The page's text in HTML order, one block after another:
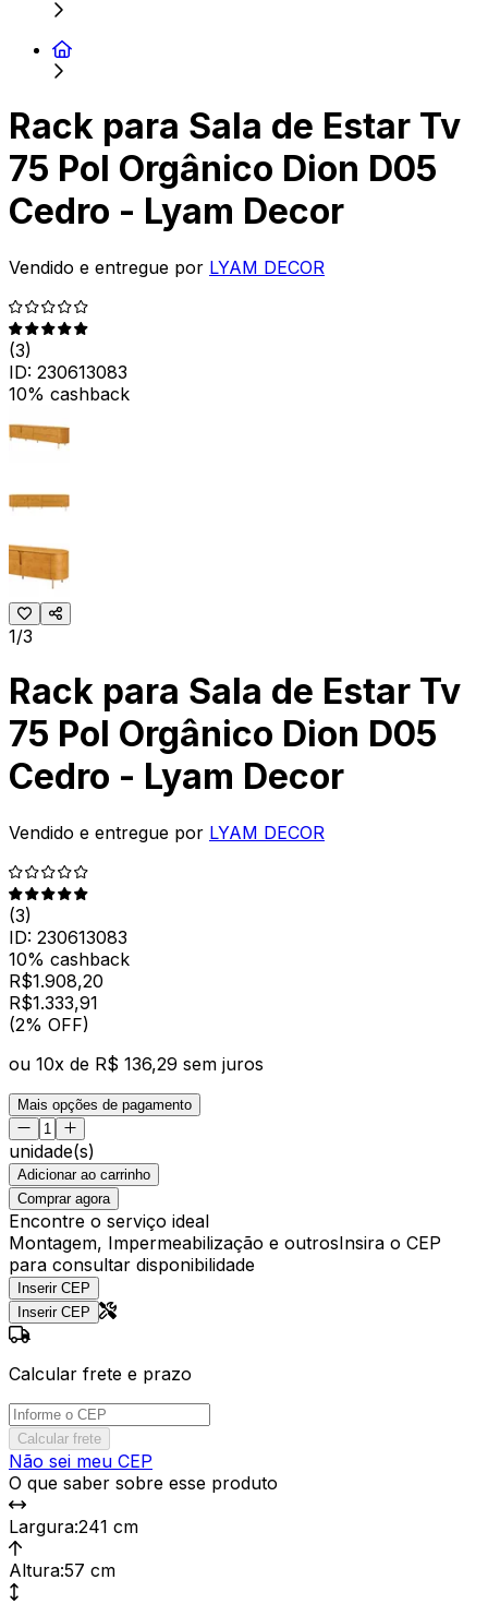
Rack para Sala de Estar Tv
75 Pol Orgânico Dion D05
Cedro - Lyam Decor
Vendido e entregue por LYAM DECOR
(3)
ID: 230613083
10% cashback
1/3
Rack para Sala de Estar Tv
75 Pol Orgânico Dion D05
Cedro - Lyam Decor
Vendido e entregue por LYAM DECOR
(3)
ID: 230613083
10% cashback
R$1.908,20
R$1.333,91
(2% OFF)
ou 10x de R$ 136,29 sem juros
Mais opções de pagamento
unidade(s)
Adicionar ao carrinho
Comprar agora
Encontre o serviço ideal
Montagem, Impermeabilização e outrosInsira o CEP
para consultar disponibilidade
Inserir CEP
Inserir CEP
Calcular frete e prazo
Calcular frete
Não sei meu CEP
O que saber sobre esse produto
Largura:241 cm
Altura:57 cm